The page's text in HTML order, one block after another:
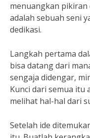
menuangkan pikiran
adalah sebuah seni
dedikasi.
Langkah pertama
bisa datang dari
sengaja didengar,
Kunci dari semua itu
melihat hal-hal dari
Setelah ide